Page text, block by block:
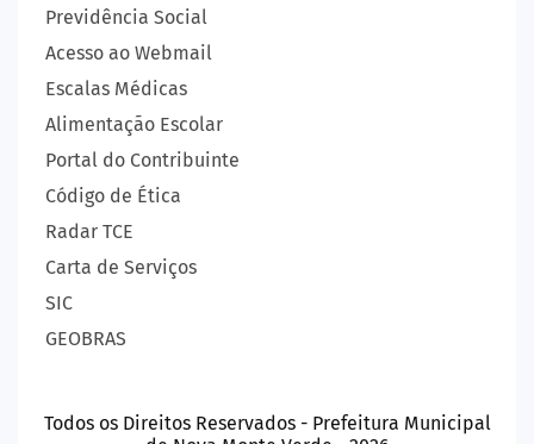
Previdência Social
Acesso ao Webmail
Escalas Médicas
Alimentação Escolar
Portal do Contribuinte
Código de Ética
Radar TCE
Carta de Serviços
SIC
GEOBRAS
Todos os Direitos Reservados - Prefeitura Municipal